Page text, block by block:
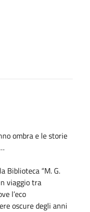
ombra e le storie
Biblioteca “M. G.
viaggio tra
l’eco
oscure degli anni